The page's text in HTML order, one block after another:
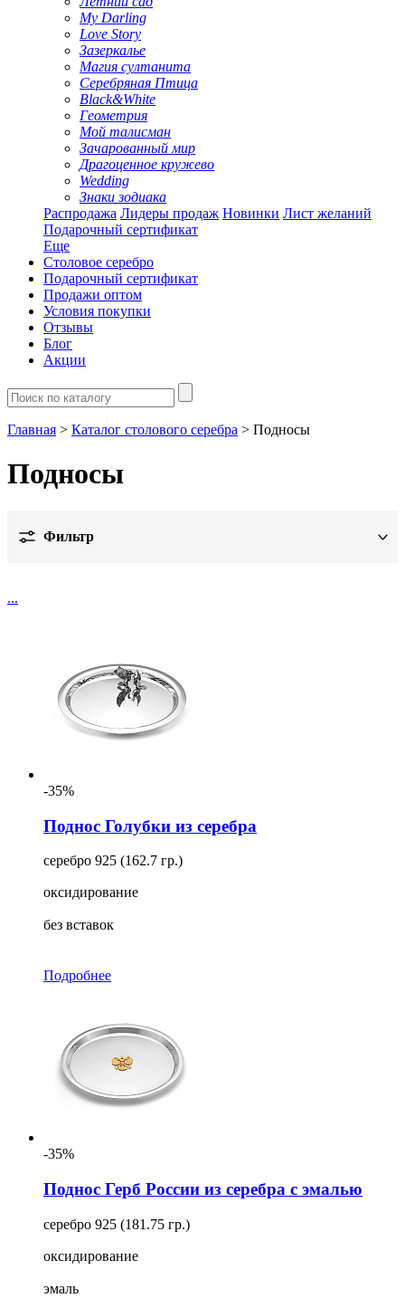
My Darling
Love Story
Зазеркалье
Магия султанита
Серебряная Птица
Black&White
Геометрия
Мой талисман
Зачарованный мир
Драгоценное кружево
Wedding
Знаки зодиака
Распродажа Лидеры продаж Новинки Лист желаний
Подарочный сертификат
Еще
Столовое серебро
Подарочный сертификат
Продажи оптом
Условия покупки
Отзывы
Блог
Акции
Главная > Каталог столового серебра > Подносы
Подносы
Фильтр
Обработка
...
-35%
Поднос Голубки из серебра
серебро 925 (162.7 гр.)
оксидирование
без вставок
Подробнее
-35%
Поднос Герб России из серебра с эмалью
серебро 925 (181.75 гр.)
оксидирование
эмаль